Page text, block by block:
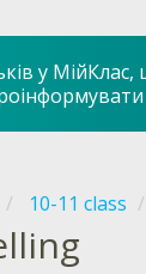
у
10-11 class